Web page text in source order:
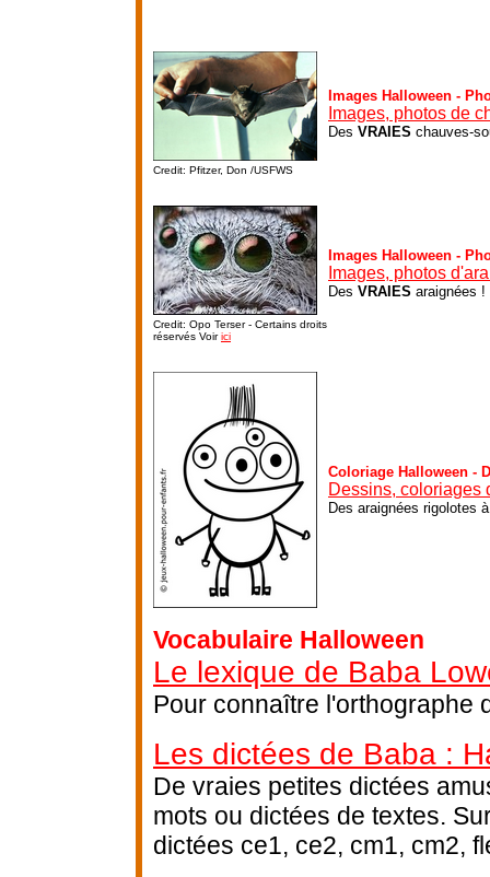
Credit: Pfitzer, Don /USFWS
Images Halloween -
Images, photos de
Des VRAIES chauves-
Credit: Opo Terser - Certains droits
réservés Voirici
Images Halloween -
Images, photos
Des VRAIES araignées !
Coloriage Halloween -
Dessins, coloriages
Des araignées rigolotes
Vocabulaire Halloween
Le lexique de Baba
Pour connaître l'orthographe
Les dictées de Baba :
De vraies petites dictées
mots ou dictées de textes.
dictées ce1, ce2, cm1, cm2,